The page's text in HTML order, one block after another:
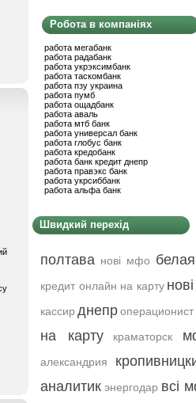
Робота в компаніях
работа мегабанк
работа радабанк
работа укрэксимбанк
работа таскомбанк
работа пзу украина
работа пумб
работа ощадбанк
работа аваль
работа мтб банк
работа универсал банк
работа глобус банк
работа кредобанк
работа банк кредит днепр
работа правэкс банк
работа укрсиббанк
работа альфа банк
Швидкий перехід
полтава нові мфо
кредит онлайн на карту
кассир днепр операционист
на карту краматорск
александрия
аналитик энергодар всі